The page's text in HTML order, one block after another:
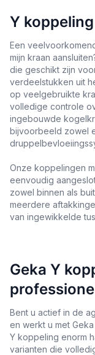
Y
Een
mijn kraan
die geschikt zijn
verdeelstukken uit
op veelgebruikte
volledige controle
ingebouwde
bijvoorbeeld zowel
Onze koppelingen
eenvoudig
zowel binnen als
meerdere
van ingewikkelde
Geka Y
Bent u actief in de
en werkt u met
Y koppeling enorm
varianten die